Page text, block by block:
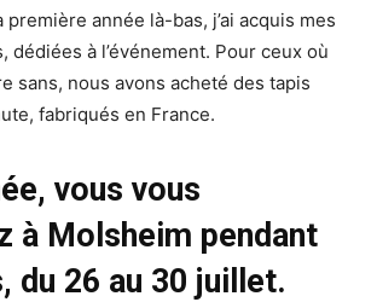
année là-bas, j’ai acquis mes
dédiées à l’événement. Pour ceux où
sans, nous avons acheté des tapis
fabriqués en France.
vous vous
à Molsheim pendant
du 26 au 30 juillet.